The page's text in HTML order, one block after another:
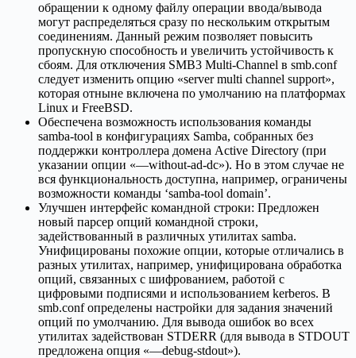
обращении к одному файлу операции ввода/вывода
могут распределяться сразу по нескольким открытым
соединениям. Данный режим позволяет повысить
пропускную способность и увеличить устойчивость к
сбоям. Для отключения SMB3 Multi-Channel в smb.conf
следует изменить опцию «server multi channel support»,
которая отныне включена по умолчанию на платформах
Linux и FreeBSD.
Обеспечена возможность использования команды
samba-tool в конфигурациях Samba, собранных без
поддержки контроллера домена Active Directory (при
указании опции «—without-ad-dc»). Но в этом случае не
вся функциональность доступна, например, ограничены
возможности команды ‘samba-tool domain’.
Улучшен интерфейс командной строки: Предложен
новый парсер опций командной строки,
задействованный в различных утилитах samba.
Унифицированы похожие опции, которые отличались в
разных утилитах, например, унифицирована обработка
опций, связанных с шифрованием, работой с
цифровыми подписями и использованием kerberos. В
smb.conf определены настройки для задания значений
опций по умолчанию. Для вывода ошибок во всех
утилитах задействован STDERR (для вывода в STDOUT
предложена опция «—debug-stdout»).